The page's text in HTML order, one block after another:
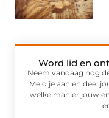
Word lid en
Neem vandaag nog
Meld je aan en deel
welke manier jouw